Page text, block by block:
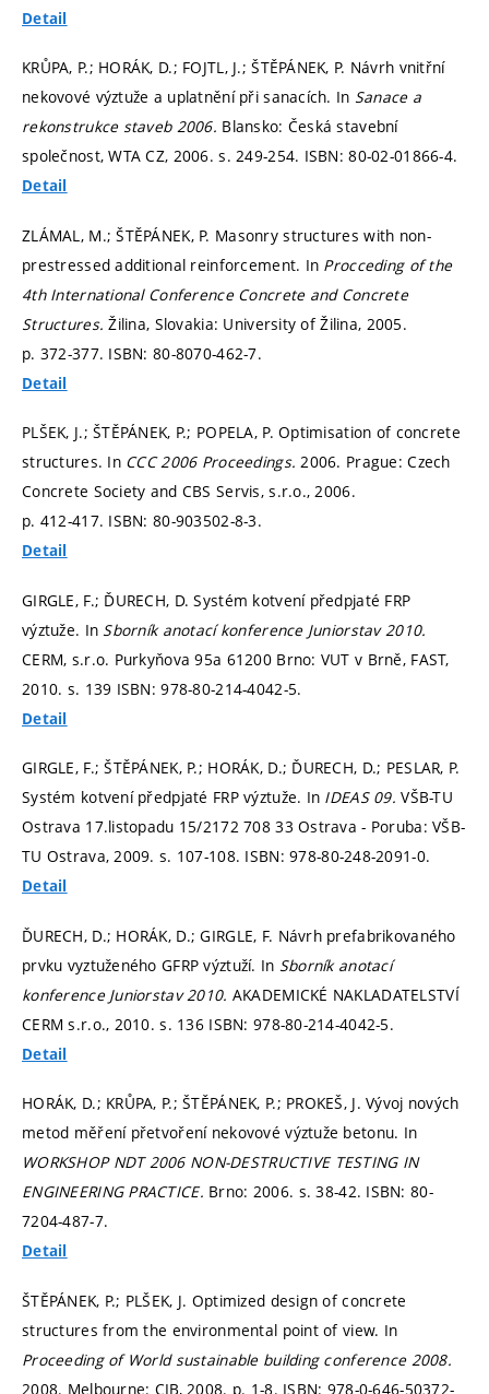
Detail
KRŮPA, P.; HORÁK, D.; FOJTL, J.; ŠTĚPÁNEK, P. Návrh vnitřní
nekovové výztuže a uplatnění při sanacích. In Sanace a
rekonstrukce staveb 2006. Blansko: Česká stavební
společnost, WTA CZ, 2006.s. 249-254. ISBN: 80-02-01866-4.
Detail
ZLÁMAL, M.; ŠTĚPÁNEK, P. Masonry structures with non-
prestressed additional reinforcement. In Procceding of the
4th International Conference Concrete and Concrete
Structures.Žilina, Slovakia: University of Žilina, 2005.
p. 372-377. ISBN: 80-8070-462-7.
Detail
PLŠEK, J.; ŠTĚPÁNEK, P.; POPELA, P. Optimisation of concrete
structures. In CCC 2006 Proceedings.2006. Prague: Czech
Concrete Society and CBS Servis, s.r.o., 2006.
p. 412-417. ISBN: 80-903502-8-3.
Detail
GIRGLE, F.; ĎURECH, D. Systém kotvení předpjaté FRP
výztuže. In Sborník anotací konference Juniorstav 2010.
CERM, s.r.o. Purkyňova 95a 61200 Brno: VUT v Brně, FAST,
2010. s. 139 ISBN: 978-80-214-4042-5.
Detail
GIRGLE, F.; ŠTĚPÁNEK, P.; HORÁK, D.; ĎURECH, D.; PESLAR, P.
Systém kotvení předpjaté FRP výztuže. In IDEAS 09.VŠB-TU
Ostrava 17.listopadu 15/2172 708 33 Ostrava - Poruba: VŠB-
TU Ostrava, 2009.s. 107-108. ISBN: 978-80-248-2091-0.
Detail
ĎURECH, D.; HORÁK, D.; GIRGLE, F. Návrh prefabrikovaného
prvku vyztuženého GFRP výztuží. In Sborník anotací
konference Juniorstav 2010. AKADEMICKÉ NAKLADATELSTVÍ
CERM s.r.o., 2010.s. 136 ISBN: 978-80-214-4042-5.
Detail
HORÁK, D.; KRŮPA, P.; ŠTĚPÁNEK, P.; PROKEŠ, J. Vývoj nových
metod měření přetvoření nekovové výztuže betonu. In
WORKSHOP NDT 2006 NON-DESTRUCTIVE TESTING IN
ENGINEERING PRACTICE. Brno: 2006. s. 38-42. ISBN: 80-
7204-487-7.
Detail
ŠTĚPÁNEK, P.; PLŠEK, J. Optimized design of concrete
structures from the environmental point of view. In
Proceeding of World sustainable building conference 2008.
2008. Melbourne: CIB, 2008. p. 1-8. ISBN: 978-0-646-50372-